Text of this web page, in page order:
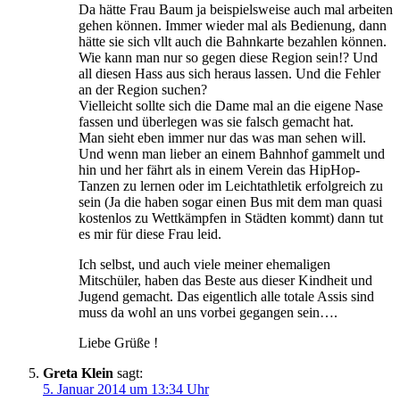
Da hätte Frau Baum ja beispielsweise auch mal arbeiten
gehen können. Immer wieder mal als Bedienung, dann
hätte sie sich vllt auch die Bahnkarte bezahlen können.
Wie kann man nur so gegen diese Region sein!? Und
all diesen Hass aus sich heraus lassen. Und die Fehler
an der Region suchen?
Vielleicht sollte sich die Dame mal an die eigene Nase
fassen und überlegen was sie falsch gemacht hat.
Man sieht eben immer nur das was man sehen will.
Und wenn man lieber an einem Bahnhof gammelt und
hin und her fährt als in einem Verein das HipHop-
Tanzen zu lernen oder im Leichtathletik erfolgreich zu
sein (Ja die haben sogar einen Bus mit dem man quasi
kostenlos zu Wettkämpfen in Städten kommt) dann tut
es mir für diese Frau leid.
Ich selbst, und auch viele meiner ehemaligen
Mitschüler, haben das Beste aus dieser Kindheit und
Jugend gemacht. Das eigentlich alle totale Assis sind
muss da wohl an uns vorbei gegangen sein….
Liebe Grüße !
Greta Klein sagt:
5. Januar 2014 um 13:34 Uhr